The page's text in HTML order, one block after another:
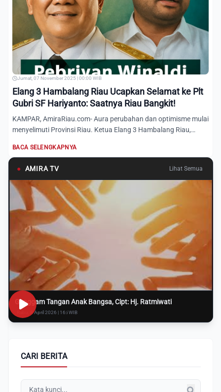
Jumat, 07 November 2025 | 00:00 WIB
Elang 3 Hambalang Riau Ucapkan Selamat ke Plt
Gubri SF Hariyanto: Saatnya Riau Bangkit!
KAMPAR, AmiraRiau.com- Aura perubahan dan optimisme mulai
menyelimuti Provinsi Riau. Ketua Elang 3 Hambalang Riau,
BACA SELENGKAPNYA
● AMIRA TV Lihat Semua
Genggam Tangan Anak Bangsa, Cipt: Hj. Ratmiwati
Rabu, 8 April 2026 | 16:i WIB
CARI BERITA